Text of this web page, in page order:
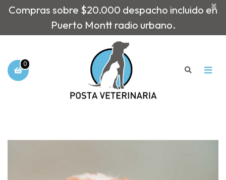
Compras sobre $20.000 despacho incluido en
Puerto Montt radio urbano.
×
0